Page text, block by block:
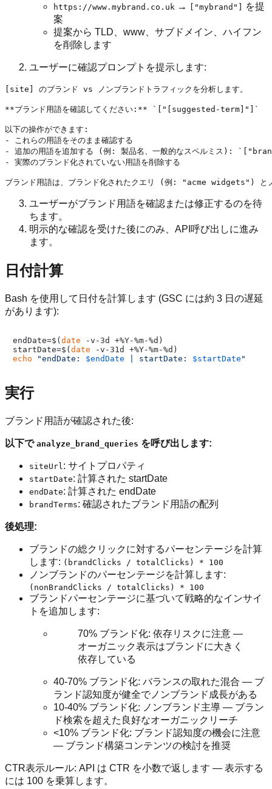
https://www.mybrand.co.uk → ["mybrand"]
を提
案
提案から TLD、www、サブドメイン、ハイフン
を削除します
ユーザーに確認プロンプトを提示します:
[site] のブランド vs ノンブランドトラフィックを分析します。
**ブランド用語を確認してください:** `["[suggested-term]"]`
以下の操作ができます:
- これらの用語をそのまま確認する
- 追加の用語を追加する (例: 製品名、一般的なスペルミス):
- 実際のブランド化されていない用語を削除する
ユーザーがブランド用語を確認または修正するのを待
ちます。
明示的な確認を受けた後にのみ、API呼び出しに進み
ます。
日付計算
Bash を使用して日付を計算します (GSC には約 3 日の遅延
があります):
endDate=$( date -v-3d +%Y-%m-%d)
startDate=$( date
echo
"endDate: $endDate | startDate: $startDate "
実行
ブランド用語が確認された後:
以下で analyze_brand_queries を呼び出します:
siteUrl : サイトプロパティ
startDate: 計算された startDate
endDate: 計算された endDate
brandTerms: 確認されたブランド用語の配列
後処理:
ブランドの総クリックに対するパーセンテージを計算
します: (brandClicks / totalClicks) * 100
ノンブランドのパーセンテージを計算します:
(nonBrandClicks / totalClicks) * 100
ブランドパーセンテージに基づいて戦略的なインサイ
トを追加します:
70% ブランド化: 依存リスクに注意 —
オーガニック表示はブランドに大きく
依存している
40-70% ブランド化: バランスの取れた混合 — ブ
ランド認知度が健全でノンブランド成長がある
10-40% ブランド化: ノンブランド主導 — ブラン
ド検索を超えた良好なオーガニックリーチ
<10% ブランド化: ブランド認知度の機会に注意
— ブランド構築コンテンツの検討を推奨
CTR表示ルール: API は CTR を小数で返します — 表示する
には 100 を乗算します。